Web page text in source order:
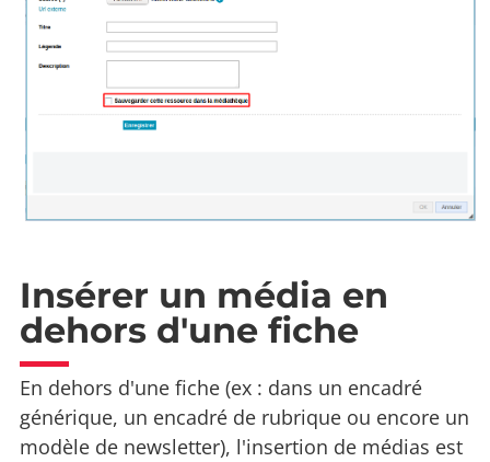
Insérer un média en
dehors d'une fiche
En dehors d'une fiche (ex : dans un encadré
générique, un encadré de rubrique ou encore un
modèle de newsletter), l'insertion de médias est